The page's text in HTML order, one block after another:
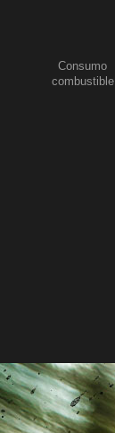
Consumo
combustible